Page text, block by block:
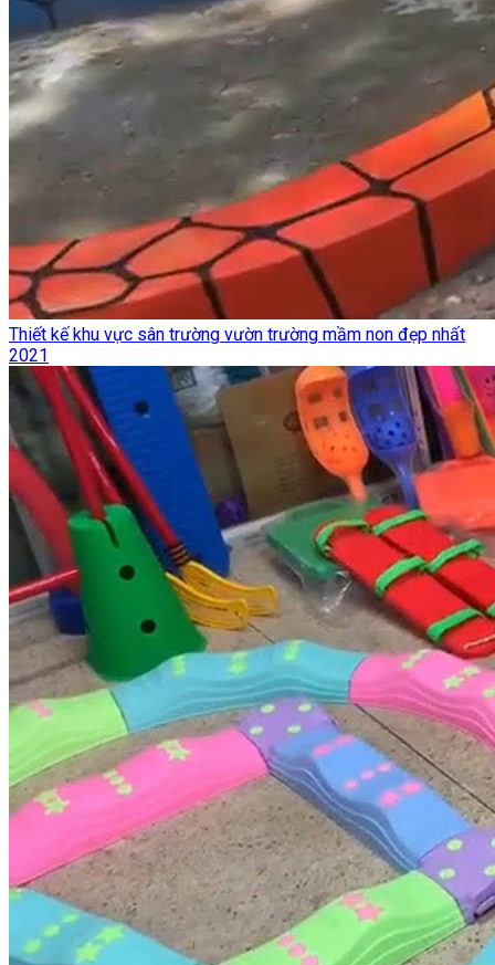
Thiết kế khu vực sân trường vườn trường mầm non đẹp nhất
2021